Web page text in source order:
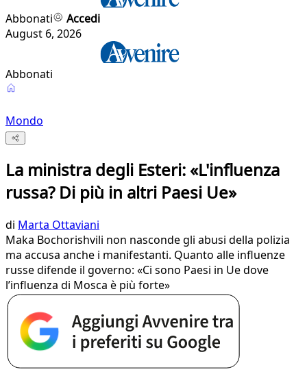
Abbonati
Accedi
August 6, 2026
Abbonati
Mondo
La ministra degli Esteri: «L'influenza
russa? Di più in altri Paesi Ue»
di Marta Ottaviani
Maka Bochorishvili non nasconde gli abusi della polizia
ma accusa anche i manifestanti. Quanto alle influenze
russe difende il governo: «Ci sono Paesi in Ue dove
l’influenza di Mosca è più forte»